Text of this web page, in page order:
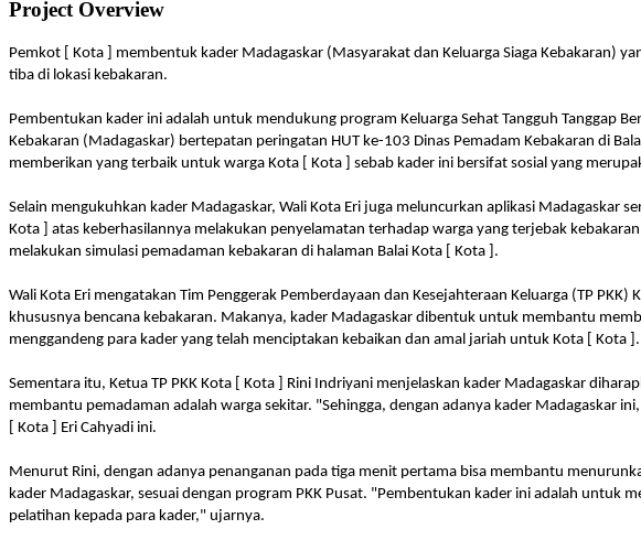
Project Overview
Pemkot [ Kota ] membentuk kader Madagaskar (Masyarakat dan Keluarga Siaga Kebakaran)
tiba di lokasi kebakaran.
Pembentukan kader ini adalah untuk mendukung program Keluarga Sehat Tangguh Tanggap
Kebakaran (Madagaskar) bertepatan peringatan HUT ke-103 Dinas Pemadam Kebakaran di
memberikan yang terbaik untuk warga Kota [ Kota ] sebab kader ini bersifat sosial yang
Selain mengukuhkan kader Madagaskar, Wali Kota Eri juga meluncurkan aplikasi Madagaskar
Kota ] atas keberhasilannya melakukan penyelamatan terhadap warga yang terjebak
melakukan simulasi pemadaman kebakaran di halaman Balai Kota [ Kota ].
Wali Kota Eri mengatakan Tim Penggerak Pemberdayaan dan Kesejahteraan Keluarga (TP
khususnya bencana kebakaran. Makanya, kader Madagaskar dibentuk untuk membantu
menggandeng para kader yang telah menciptakan kebaikan dan amal jariah untuk Kota [
Sementara itu, Ketua TP PKK Kota [ Kota ] Rini Indriyani menjelaskan kader Madagaskar
membantu pemadaman adalah warga sekitar. "Sehingga, dengan adanya kader Madagaskar
[ Kota ] Eri Cahyadi ini.
Menurut Rini, dengan adanya penanganan pada tiga menit pertama bisa membantu
kader Madagaskar, sesuai dengan program PKK Pusat. "Pembentukan kader ini adalah untuk
pelatihan kepada para kader," ujarnya.